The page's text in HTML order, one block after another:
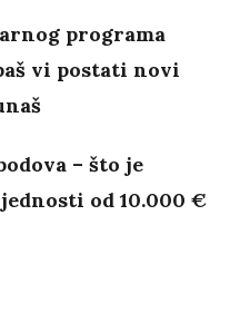
programa
vi postati novi
– što je
od 10.000 €